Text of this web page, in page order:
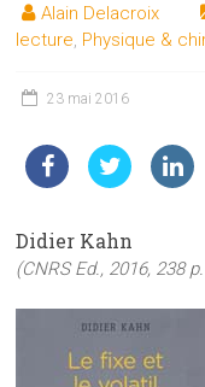
auprès
public
Alain Delacroix
lecture Physique &
23 mai 2016
Didier Kahn
(CNRS Ed., 2016, 238